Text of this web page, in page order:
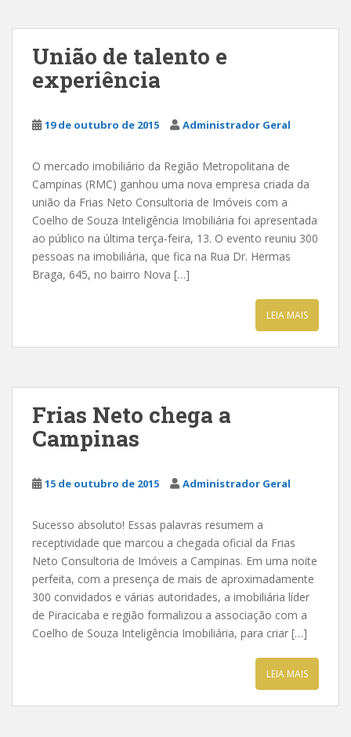
União de talento e
experiência
19 de outubro de 2015 Administrador Geral
O mercado imobiliário da Região Metropolitana de
Campinas (RMC) ganhou uma nova empresa criada da
união da Frias Neto Consultoria de Imóveis com a
Coelho de Souza Inteligência Imobiliária foi apresentada
ao público na última terça-feira, 13. O evento reuniu 300
pessoas na imobiliária, que fica na Rua Dr. Hermas
Braga, 645, no bairro Nova […]
LEIA MAIS
Frias Neto chega a
Campinas
15 de outubro de 2015 Administrador Geral
Sucesso absoluto! Essas palavras resumem a
receptividade que marcou a chegada oficial da Frias
Neto Consultoria de Imóveis a Campinas. Em uma noite
perfeita, com a presença de mais de aproximadamente
300 convidados e várias autoridades, a imobiliária líder
de Piracicaba e região formalizou a associação com a
Coelho de Souza Inteligência Imobiliária, para criar […]
LEIA MAIS